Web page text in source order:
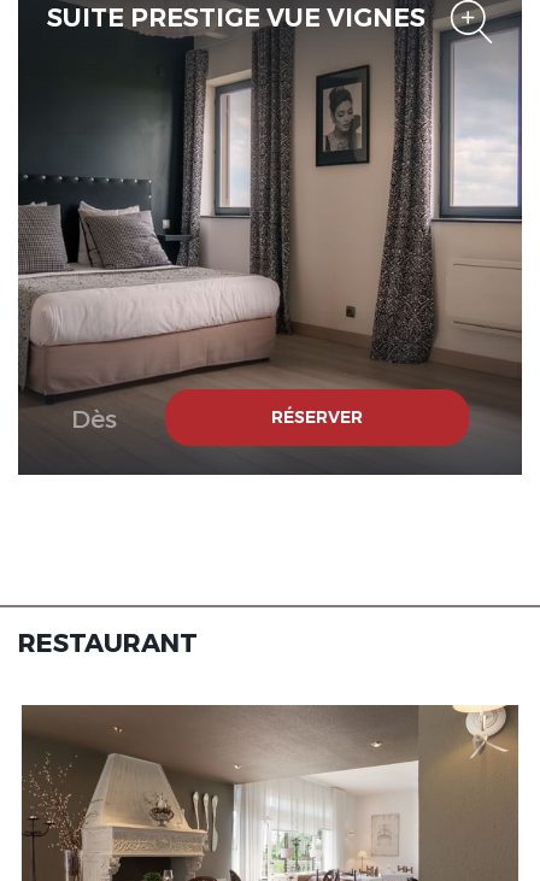
SUITE PRESTIGE VUE VIGNES
Dès RÉSERVER
RESTAURANT